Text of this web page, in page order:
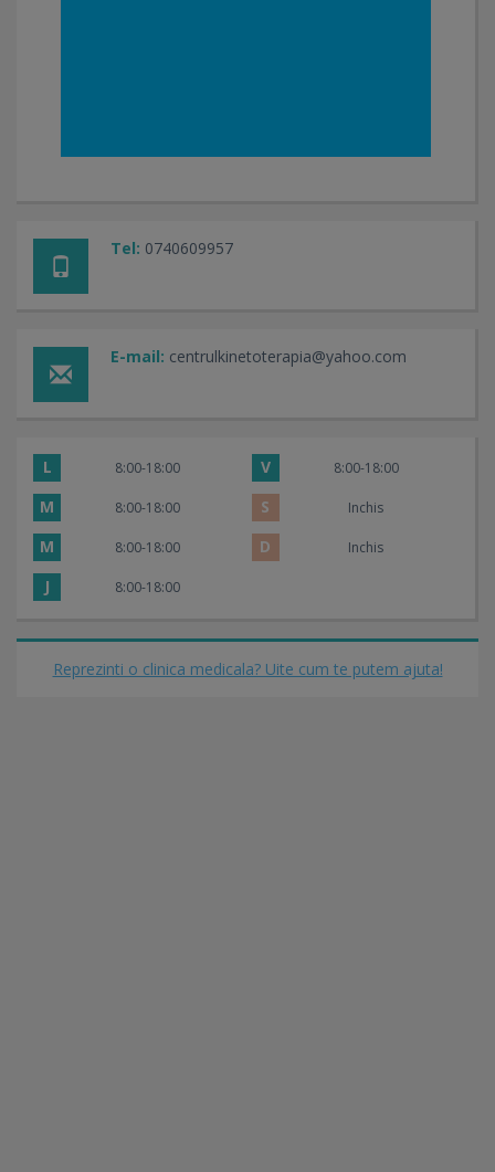
Tel: 0740609957
E-mail: centrulkinetoterapia@yahoo.com
L 8:00-18:00 V 8:00-18:00
M 8:00-18:00 S Inchis
M 8:00-18:00 D Inchis
J 8:00-18:00
Reprezinti o clinica medicala? Uite cum te putem ajuta!